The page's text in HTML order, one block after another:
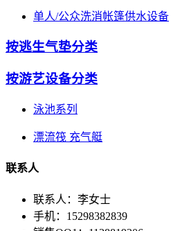
单人/公众洗消帐篷供水设备
按逃生气垫分类
按游艺设备分类
泳池系列
漂流筏 充气艇
联系人
联系人：李女士
手机：15298382839